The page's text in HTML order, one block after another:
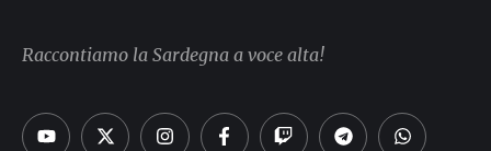
Raccontiamo la Sardegna a voce alta!